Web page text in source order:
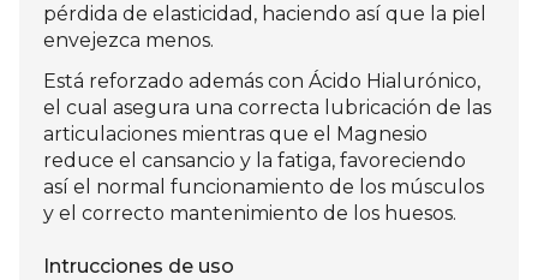
pérdida de elasticidad, haciendo así que la piel
envejezca menos.
Está reforzado además con Ácido Hialurónico,
el cual asegura una correcta lubricación de las
articulaciones mientras que el Magnesio
reduce el cansancio y la fatiga, favoreciendo
así el normal funcionamiento de los músculos
y el correcto mantenimiento de los huesos.
Intrucciones de uso